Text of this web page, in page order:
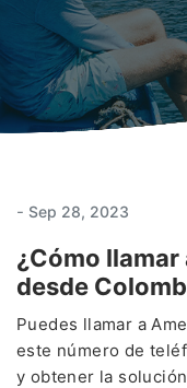
- Sep 28, 2023
¿Cómo
desde
Puedes llamar a
este número de
y obtener la